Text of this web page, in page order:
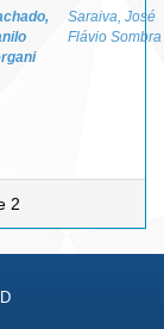
Saraiva, José
Flávio Sombra
2